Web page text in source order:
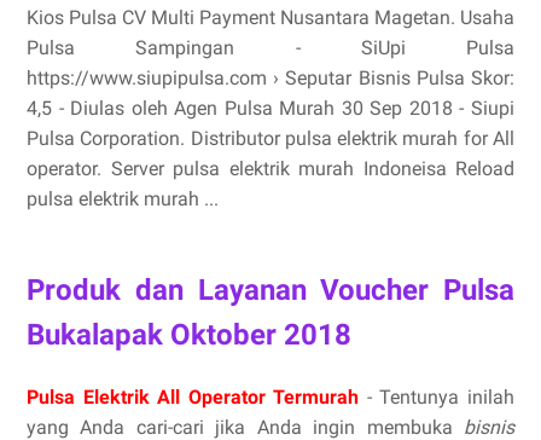
Kios Pulsa CV Multi Payment Nusantara Magetan. Usaha
Pulsa Sampingan - SiUpi Pulsa
https://www.siupipulsa.com › Seputar Bisnis Pulsa Skor:
4,5 - ‎Diulas oleh Agen Pulsa Murah 30 Sep 2018 - Siupi
Pulsa Corporation. Distributor pulsa elektrik murah for All
operator. Server pulsa elektrik murah Indoneisa Reload
pulsa elektrik murah ...
Produk dan Layanan Voucher Pulsa
Bukalapak Oktober 2018
Pulsa Elektrik All Operator Termurah - Tentunya inilah
yang Anda cari-cari jika Anda ingin membuka bisnis